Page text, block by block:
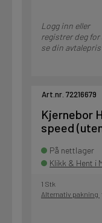
Logg inn eller
registrer deg for
se din avtalepris
Art.nr. 72216679
Kjernebor
speed
På nettlager
Klikk & Hent i
1 Stk
Alternativ pakning